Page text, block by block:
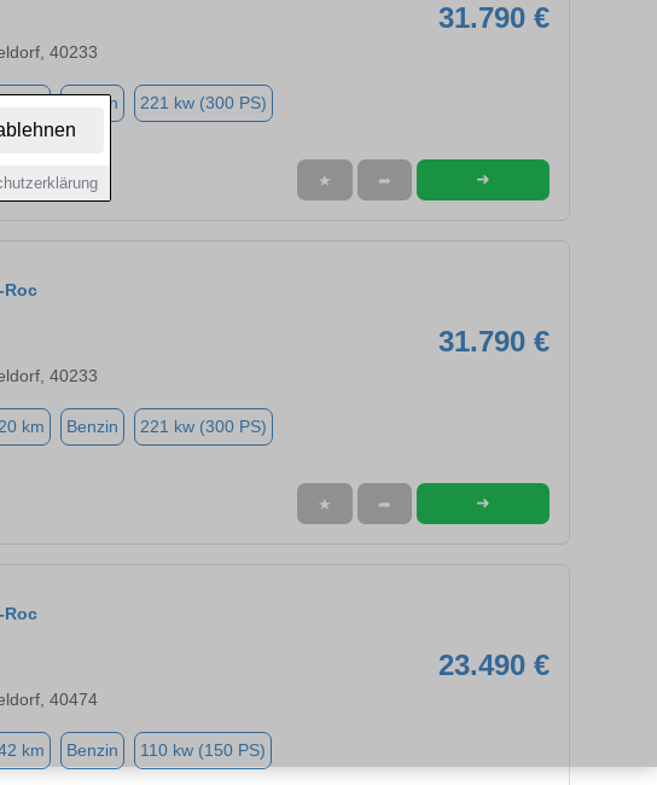
31.790 €
40233
Benzin 221 kw (300 PS)
★ ➦ ➜
Roc
31.790 €
40233
km Benzin 221 kw (300 PS)
★ ➦ ➜
Roc
23.490 €
40474
km Benzin 110 kw (150 PS)